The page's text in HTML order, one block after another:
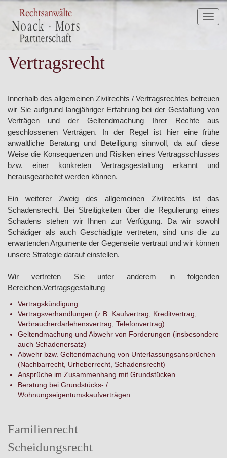
Toggle
Vertragsrecht
Innerhalb des allgemeinen Zivilrechts / Vertragsrechtes betreuen
wir Sie aufgrund langjähriger Erfahrung bei der Gestaltung von
Verträgen und der Geltendmachung Ihrer Rechte aus
geschlossenen Verträgen. In der Regel ist hier eine frühe
anwaltliche Beratung und Beteiligung sinnvoll, da auf diese
Weise die Konsequenzen und Risiken eines Vertragsschlusses
bzw. einer konkreten Vertragsgestaltung erkannt und
herausgearbeitet werden können.
Ein weiterer Zweig des allgemeinen Zivilrechts ist das
Schadensrecht. Bei Streitigkeiten über die Regulierung eines
Schadens stehen wir Ihnen zur Verfügung. Da wir sowohl
Schädiger als auch Geschädigte vertreten, sind uns die zu
erwartenden Argumente der Gegenseite vertraut und wir können
unsere Strategie darauf einstellen.
Wir vertreten Sie unter anderem in folgenden
Bereichen.Vertragsgestaltung
Vertragskündigung
Vertragsverhandlungen (z.B. Kaufvertrag, Kreditvertrag,
Verbraucherdarlehensvertrag, Telefonvertrag)
Geltendmachung und Abwehr von Forderungen (insbesondere
auch Schadenersatz)
Abwehr bzw. Geltendmachung von Unterlassungsansprüchen
(Nachbarrecht, Urheberrecht, Schadensrecht)
Ansprüche im Zusammenhang mit Grundstücken
Beratung bei Grundstücks- /
Wohnungseigentumskaufverträgen
Familienrecht
Scheidungsrecht